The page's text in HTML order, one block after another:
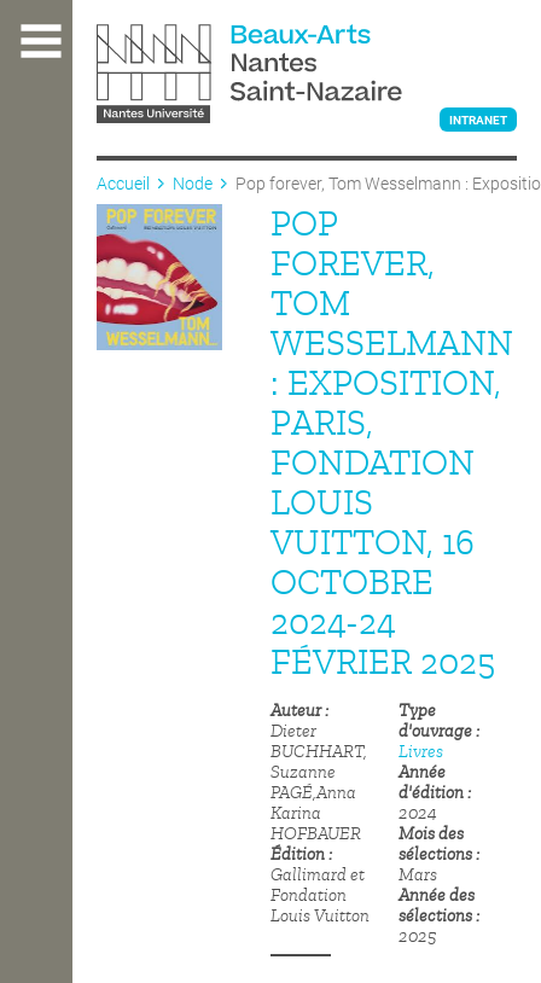
contenu
L'ÉCOLE
ENSEIGNEMENT
INTRANET
Accueil Node Pop forever, Tom Wesselmann :
POP
FOREVER,
TOM
WESSELMANN
: EXPOSITION,
PARIS,
FONDATION
LOUIS
VUITTON, 16
OCTOBRE
2024-24
FÉVRIER 2025
Auteur
Dieter
BUCHHART,
Suzanne
PAGÉ,Anna
Karina
HOFBAUER
Édition
Gallimard et
Fondation
Louis Vuitton
Type
d'ouvrage
Livres
Année
d'édition
2024
Mois des
sélections
Mars
Année des
sélections
2025